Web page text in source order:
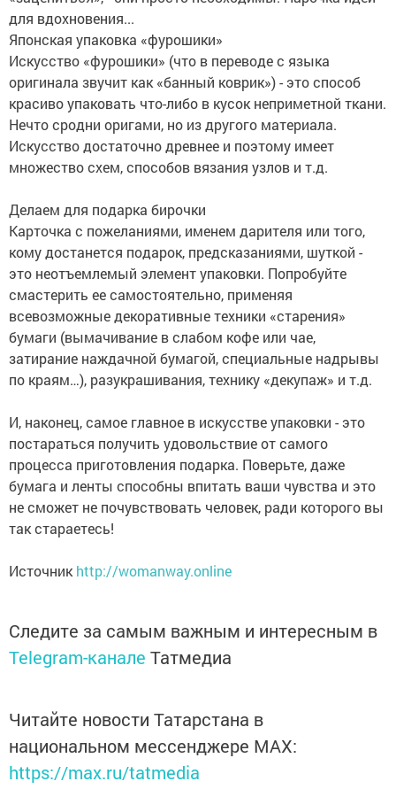
для вдохновения...
Японская упаковка «фурошики»
Искусство «фурошики» (что в переводе с языка
оригинала звучит как «банный коврик») - это способ
красиво упаковать что-либо в кусок неприметной ткани.
Нечто сродни оригами, но из другого материала.
Искусство достаточно древнее и поэтому имеет
множество схем, способов вязания узлов и т.д.
Делаем для подарка бирочки
Карточка с пожеланиями, именем дарителя или того,
кому достанется подарок, предсказаниями, шуткой -
это неотъемлемый элемент упаковки. Попробуйте
смастерить ее самостоятельно, применяя
всевозможные декоративные техники «старения»
бумаги (вымачивание в слабом кофе или чае,
затирание наждачной бумагой, специальные надрывы
по краям…), разукрашивания, технику «декупаж» и т.д.
И, наконец, самое главное в искусстве упаковки - это
постараться получить удовольствие от самого
процесса приготовления подарка. Поверьте, даже
бумага и ленты способны впитать ваши чувства и это
не сможет не почувствовать человек, ради которого вы
так стараетесь!
Источник http://womanway.online
Следите за самым важным и интересным в
Telegram-канале Татмедиа
Читайте новости Татарстана в
национальном мессенджере MАХ:
https://max.ru/tatmedia